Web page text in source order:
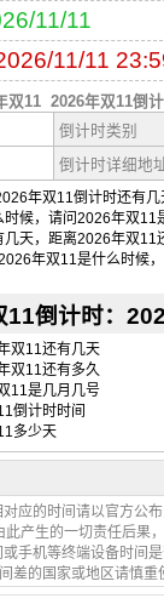
11/11
11/11
双11 2026年双11倒
倒计时类别
倒计时详细地
年双11倒计时还有
候，请问2026年双
天，距离2026年双
年双11是什么时候
11倒计时：
双11还有几天
双11还有多久
11是几月几号
倒计时时间
多少天
应的时间请以官方公
产生的一切责任后果
手机等终端设备时间
差的国家或地区请慎重